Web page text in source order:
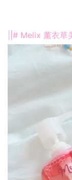
||# Melix 薰衣草